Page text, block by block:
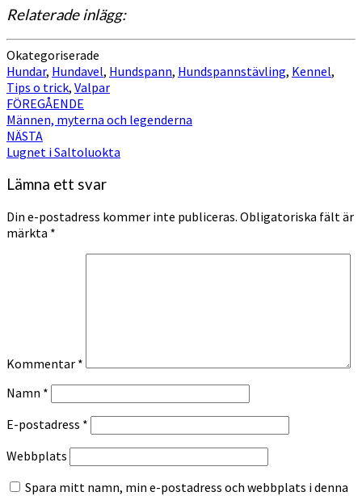
Relaterade inlägg:
Okategoriserade
Hundar, Hundavel, Hundspann, Hundspannstävling, Kennel,
Tips o trick, Valpar
Inläggsnavigering
FÖREGÅENDE
Männen, myterna och legenderna
NÄSTA
Lugnet i Saltoluokta
Lämna ett svar
Din e-postadress kommer inte publiceras. Obligatoriska fält är
märkta *
Kommentar *
Namn *
E-postadress *
Webbplats
Spara mitt namn, min e-postadress och webbplats i denna